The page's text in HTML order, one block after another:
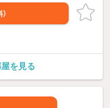
を見る